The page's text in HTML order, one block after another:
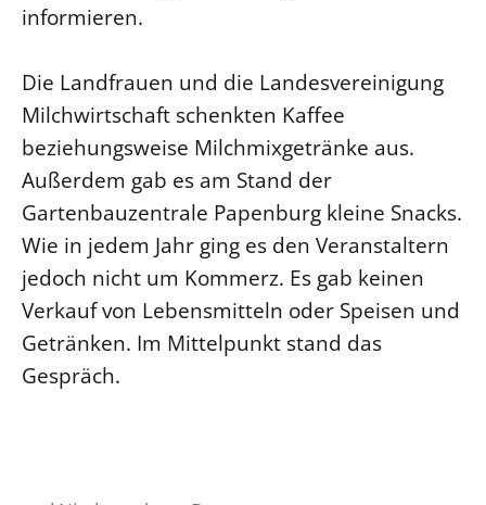
informieren.
Die Landfrauen und die Landesvereinigung
Milchwirtschaft schenkten Kaffee
beziehungsweise Milchmixgetränke aus.
Außerdem gab es am Stand der
Gartenbauzentrale Papenburg kleine Snacks.
Wie in jedem Jahr ging es den Veranstaltern
jedoch nicht um Kommerz. Es gab keinen
Verkauf von Lebensmitteln oder Speisen und
Getränken. Im Mittelpunkt stand das
Gespräch.